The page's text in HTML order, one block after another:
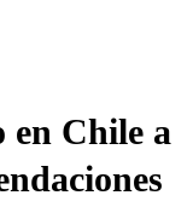
en Chile a